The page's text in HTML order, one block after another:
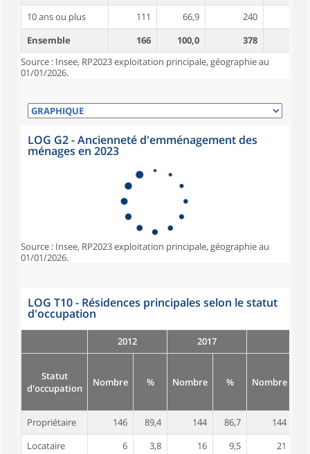
10 ans ou plus
111 66,9 240
Ensemble
166 100,0 378
Source : Insee, RP2023 exploitation principale, géographie au
01/01/2026.
LOG G2 - Ancienneté d'emménagement des
ménages en 2023
Source : Insee, RP2023 exploitation principale, géographie au
01/01/2026.
LOG T10 - Résidences principales selon le statut
d'occupation
2012 2017
Statut
d'occupation
Nombre % Nombre % Nombre
Propriétaire 146 89,4 144 86,7 144
Locataire
6 3,8 16 9,5 21